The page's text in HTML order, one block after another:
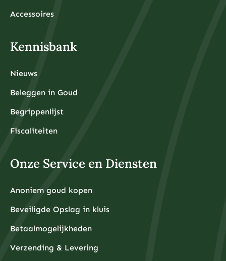
Accessoires
Kennisbank
Nieuws
Beleggen in Goud
Begrippenlijst
Fiscaliteiten
Onze Service en Diensten
Anoniem goud kopen
Beveiligde Opslag in kluis
Betaalmogelijkheden
Verzending & Levering